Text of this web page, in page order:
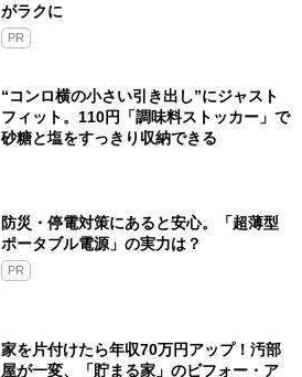
がラクに
PR
“コンロ横の小さい引き出し”にジャスト
フィット。110円「調味料ストッカー」で
砂糖と塩をすっきり収納できる
防災・停電対策にあると安心。「超薄型
ポータブル電源」の実力は？​
PR
家を片付けたら年収70万円アップ！汚部
屋が一変、「貯まる家」のビフォー・ア